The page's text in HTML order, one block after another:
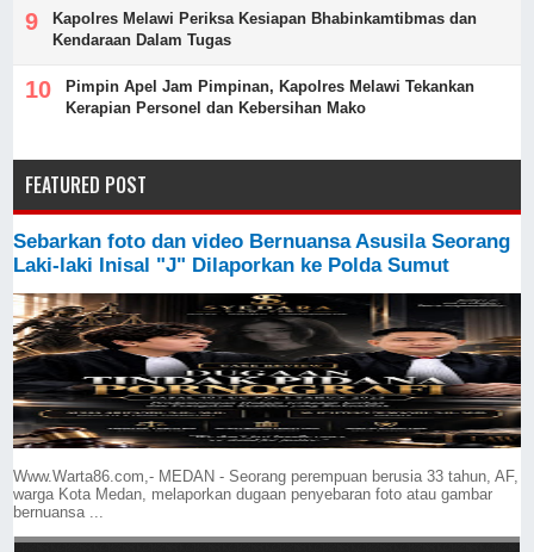
Kapolres Melawi Periksa Kesiapan Bhabinkamtibmas dan
Kendaraan Dalam Tugas
Pimpin Apel Jam Pimpinan, Kapolres Melawi Tekankan
Kerapian Personel dan Kebersihan Mako
FEATURED POST
Sebarkan foto dan video Bernuansa Asusila Seorang
Laki-laki Inisal "J" Dilaporkan ke Polda Sumut
Www.Warta86.com,- MEDAN - Seorang perempuan berusia 33 tahun, AF,
warga Kota Medan, melaporkan dugaan penyebaran foto atau gambar
bernuansa ...